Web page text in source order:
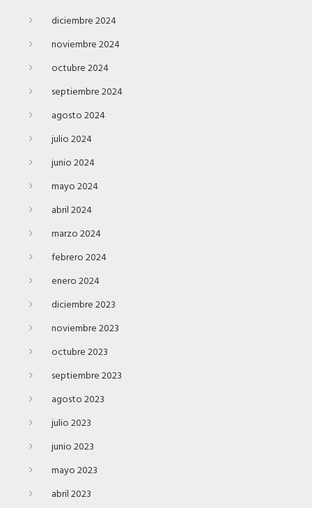
diciembre 2024
noviembre 2024
octubre 2024
septiembre 2024
agosto 2024
julio 2024
junio 2024
mayo 2024
abril 2024
marzo 2024
febrero 2024
enero 2024
diciembre 2023
noviembre 2023
octubre 2023
septiembre 2023
agosto 2023
julio 2023
junio 2023
mayo 2023
abril 2023